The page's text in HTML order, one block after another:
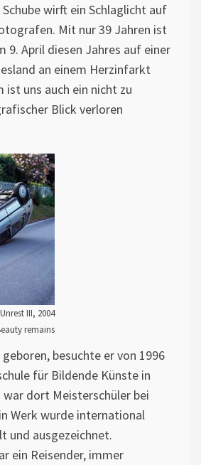
wirft ein Schlaglicht auf
Mit nur 39 Jahren ist
9. April diesen Jahres auf einer
an einem Herzinfarkt
uns auch ein nicht zu
Blick verloren
III, 2004
remains
besuchte er von 1996
für Bildende Künste in
war dort Meisterschüler bei
Werk wurde international
und ausgezeichnet.
ein Reisender, immer